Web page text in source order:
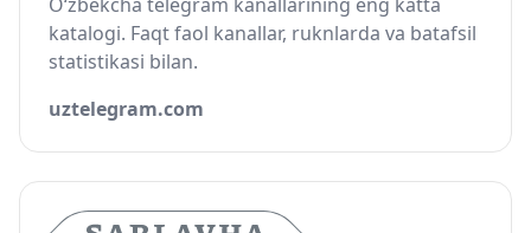
katalogi. Faqt faol kanallar, ruknlarda va batafsil
statistikasi bilan.
uztelegram.com